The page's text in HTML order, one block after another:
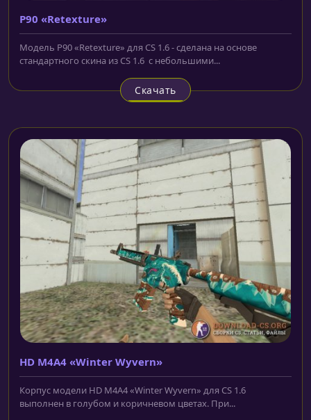
P90 «Retexture»
Модель P90 «Retexture» для CS 1.6 - сделана на основе
стандартного скина из CS 1.6 с небольшими...
Скачать
HD M4A4 «Winter Wyvern»
Корпус модели HD M4A4 «Winter Wyvern» для CS 1.6
выполнен в голубом и коричневом цветах. При...